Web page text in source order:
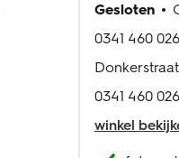
Gesloten
0341 460 026
0341 460 026
winkel